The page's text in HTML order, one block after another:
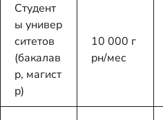
Студент
ы универ
ситетов
(бакалав
р, магист
р)
10 000 г
рн/мес